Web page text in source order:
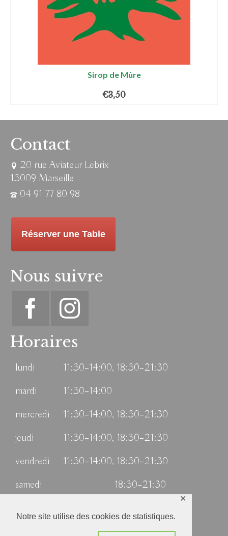
Notre site utilise des cookies de statistiques.
✕
Sirop de Mûre
€3,50
Contact
20 rue Aviateur Lebrix
13009 Marseille
04 91 77 80 98
Réserver une Table
Nous suivre
Horaires
lundi
11:30–14:00, 18:30–21:30
mardi
11:30–14:00
mercredi
11:30–14:00, 18:30–21:30
jeudi
11:30–14:00, 18:30–21:30
vendredi
11:30–14:00, 18:30–21:30
samedi
18:30–21:30